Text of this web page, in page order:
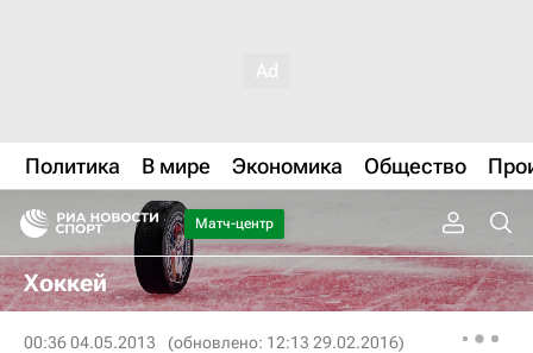
Политика В мире Экономика Общество
Матч-центр
Хоккей
00:36 04.05.2013 (обновлено: 12:13 29.02.2016)